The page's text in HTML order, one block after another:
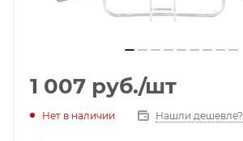
1 007 руб./шт
Нет в наличии Нашли дешевле?